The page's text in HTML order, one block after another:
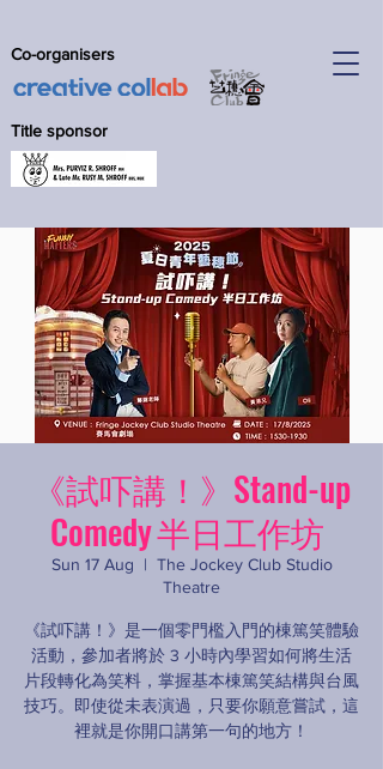
Title sponsor
Co-organisers
《試吓講！》Stand-up
Comedy 半日工作坊
Sun 17 Aug
  |
The Jockey Club Studio
Theatre
《試吓講！》是一個零門檻入門的棟篤笑體驗
活動，參加者將於 3 小時內學習如何將生活
片段轉化為笑料，掌握基本棟篤笑結構與台風
技巧。即使從未表演過，只要你願意嘗試，這
裡就是你開口講第一句的地方！